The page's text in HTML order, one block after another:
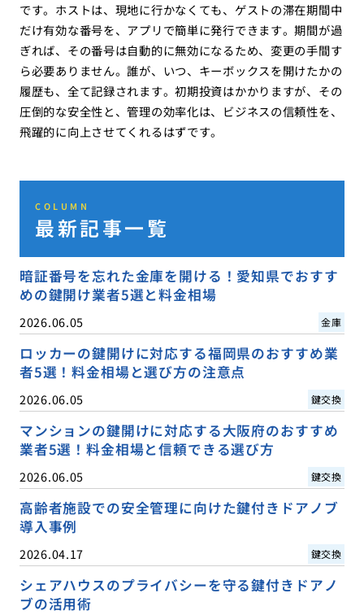
です。ホストは、現地に行かなくても、ゲストの滞在期間中
だけ有効な番号を、アプリで簡単に発行できます。期間が過
ぎれば、その番号は自動的に無効になるため、変更の手間す
ら必要ありません。誰が、いつ、キーボックスを開けたかの
履歴も、全て記録されます。初期投資はかかりますが、その
圧倒的な安全性と、管理の効率化は、ビジネスの信頼性を、
飛躍的に向上させてくれるはずです。
COLUMN
最新記事一覧
暗証番号を忘れた金庫を開ける！愛知県でおすす
めの鍵開け業者5選と料金相場
2026.06.05 金庫
ロッカーの鍵開けに対応する福岡県のおすすめ業
者5選！料金相場と選び方の注意点
2026.06.05 鍵交換
マンションの鍵開けに対応する大阪府のおすすめ
業者5選！料金相場と信頼できる選び方
2026.06.05 鍵交換
高齢者施設での安全管理に向けた鍵付きドアノブ
導入事例
2026.04.17 鍵交換
シェアハウスのプライバシーを守る鍵付きドアノ
ブの活用術